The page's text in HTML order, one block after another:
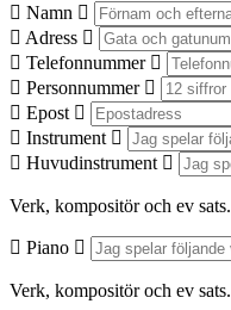
Namn
Adress
Telefonnummer
Personnummer
Epost
Instrument
Huvudinstrument
Verk, kompositör och ev sats.
Piano
Verk, kompositör och ev sats.